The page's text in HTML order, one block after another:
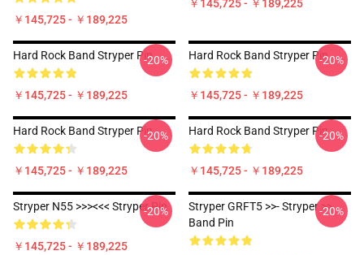
￥145,725 - ￥189,225
￥145,725 - ￥189,225
Hard Rock Band Stryper Pin
￥145,725 - ￥189,225
-20% Hard Rock Band Stryper Pin
￥145,725 - ￥189,225
-20%
Hard Rock Band Stryper Pin
￥145,725 - ￥189,225
-20% Hard Rock Band Stryper Pin
￥145,725 - ￥189,225
-20%
Stryper N55 >>><<< Stryper Pin
￥145,725 - ￥189,225
-20%
Stryper GRFT5 >>- Stryper >>
Band Pin
-20%